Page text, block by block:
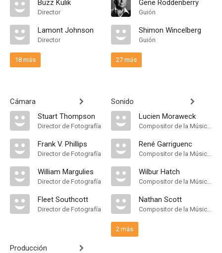
Buzz Kulik
Director
Lamont Johnson
Director
18 más
Cámara
Stuart Thompson
Director de Fotografía
Frank V. Phillips
Director de Fotografía
William Margulies
Director de Fotografía
Fleet Southcott
Director de Fotografía
Producción
Gene Roddenberry
Guión
Shimon Wincelberg
Guión
27 más
Sonido
Lucien Moraweck
Compositor de la Música Original
René Garriguenc
Compositor de la Música Original
Wilbur Hatch
Compositor de la Música Original
Nathan Scott
Compositor de la Música Original
2 más